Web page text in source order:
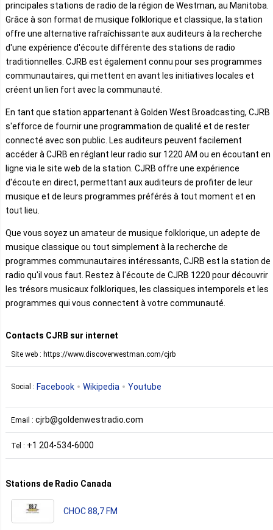
principales stations de radio de la région de Westman, au Manitoba.
Grâce à son format de musique folklorique et classique, la station
offre une alternative rafraîchissante aux auditeurs à la recherche
d'une expérience d'écoute différente des stations de radio
traditionnelles. CJRB est également connu pour ses programmes
communautaires, qui mettent en avant les initiatives locales et
créent un lien fort avec la communauté.
En tant que station appartenant à Golden West Broadcasting, CJRB
s'efforce de fournir une programmation de qualité et de rester
connecté avec son public. Les auditeurs peuvent facilement
accéder à CJRB en réglant leur radio sur 1220 AM ou en écoutant en
ligne via le site web de la station. CJRB offre une expérience
d'écoute en direct, permettant aux auditeurs de profiter de leur
musique et de leurs programmes préférés à tout moment et en
tout lieu.
Que vous soyez un amateur de musique folklorique, un adepte de
musique classique ou tout simplement à la recherche de
programmes communautaires intéressants, CJRB est la station de
radio qu'il vous faut. Restez à l'écoute de CJRB 1220 pour découvrir
les trésors musicaux folkloriques, les classiques intemporels et les
programmes qui vous connectent à votre communauté.
Contacts CJRB sur internet
Site web : https://www.discoverwestman.com/cjrb
Social : Facebook Wikipedia Youtube
Email : cjrb@goldenwestradio.com
Tel : +1 204-534-6000
Stations de Radio Canada
CHOC 88,7 FM